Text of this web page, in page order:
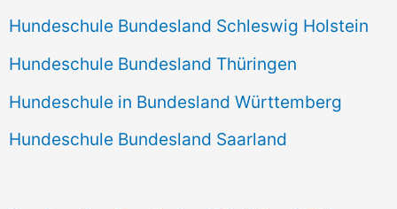
Hundeschule Bundesland Schleswig Holstein
Hundeschule Bundesland Thüringen
Hundeschule in Bundesland Württemberg
Hundeschule Bundesland Saarland